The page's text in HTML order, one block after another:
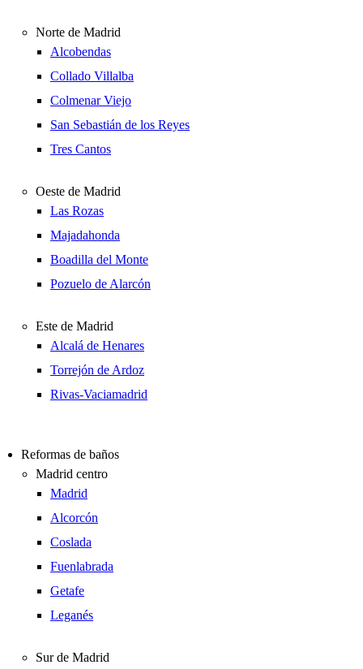
Norte de Madrid
Alcobendas
Collado Villalba
Colmenar Viejo
San Sebastián de los Reyes
Tres Cantos
Oeste de Madrid
Las Rozas
Majadahonda
Boadilla del Monte
Pozuelo de Alarcón
Este de Madrid
Alcalá de Henares
Torrejón de Ardoz
Rivas-Vaciamadrid
Reformas de baños
Madrid centro
Madrid
Alcorcón
Coslada
Fuenlabrada
Getafe
Leganés
Sur de Madrid